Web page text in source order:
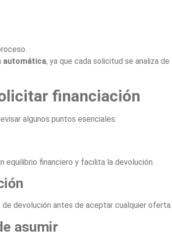
automática, ya que cada solicitud se analiza de
financiación
algunos puntos esenciales:
equilibrio financiero y facilita la devolución.
devolución antes de aceptar cualquier oferta.
asumir